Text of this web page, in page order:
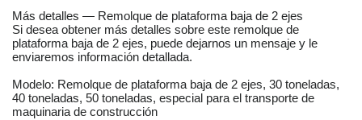
Más detalles — Remolque de plataforma baja de 2 ejes
Si desea obtener más detalles sobre este remolque de
plataforma baja de 2 ejes, puede dejarnos un mensaje y le
enviaremos información detallada.
Modelo: Remolque de plataforma baja de 2 ejes, 30 toneladas,
40 toneladas, 50 toneladas, especial para el transporte de
maquinaria de construcción